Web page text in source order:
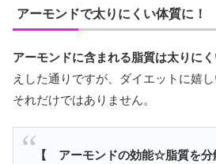
アーモンドで太りにくい体質に！
アーモンドに含まれる脂質は太りに
えした通りですが、ダイエットに嬉
それだけではありません。
【 アーモンドの効能☆脂質を